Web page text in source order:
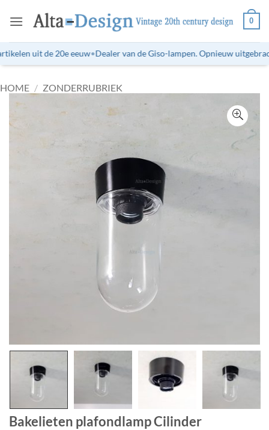
naar
0
uit de 20e eeuw•Dealer van de Giso-lampen. Opnieuw
HOME / ZONDERRUBRIEK
Bakelieten plafondlamp Cilinder